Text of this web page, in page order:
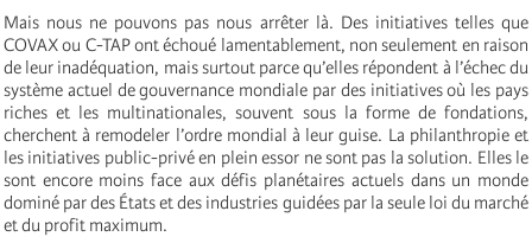
Mais nous ne pouvons pas nous arrêter là. Des initiatives telles que
COVAX ou C-TAP ont échoué lamentablement, non seulement en raison
de leur inadéquation, mais surtout parce qu’elles répondent à l’échec du
système actuel de gouvernance mondiale par des initiatives où les pays
riches et les multinationales, souvent sous la forme de fondations,
cherchent à remodeler l’ordre mondial à leur guise. La philanthropie et
les initiatives public-privé en plein essor ne sont pas la solution. Elles le
sont encore moins face aux défis planétaires actuels dans un monde
dominé par des États et des industries guidées par la seule loi du marché
et du profit maximum.